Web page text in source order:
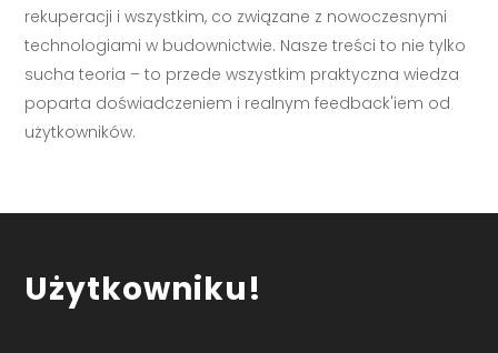
rekuperacji i wszystkim, co związane z nowoczesnymi
technologiami w budownictwie. Nasze treści to nie tylko
sucha teoria – to przede wszystkim praktyczna wiedza
poparta doświadczeniem i realnym feedback'iem od
użytkowników.
Użytkowniku!